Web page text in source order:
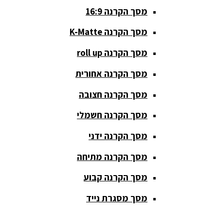
וחצובות
ערכת קריוקי
שקטות
מערכות
הגברה
פלטות DJ
קונטרולים
פיונר
קונטרולרים
מסך הקרנה 16:9
מסך הקרנה K-Matte
מסך הקרנה roll up
מסך הקרנה אחורית
מסך הקרנה חצובה
מסך הקרנה חשמלי
מסך הקרנה ידני
מסך הקרנה מתיחה
מסך הקרנה קבוע
מסך מסגרת נייד